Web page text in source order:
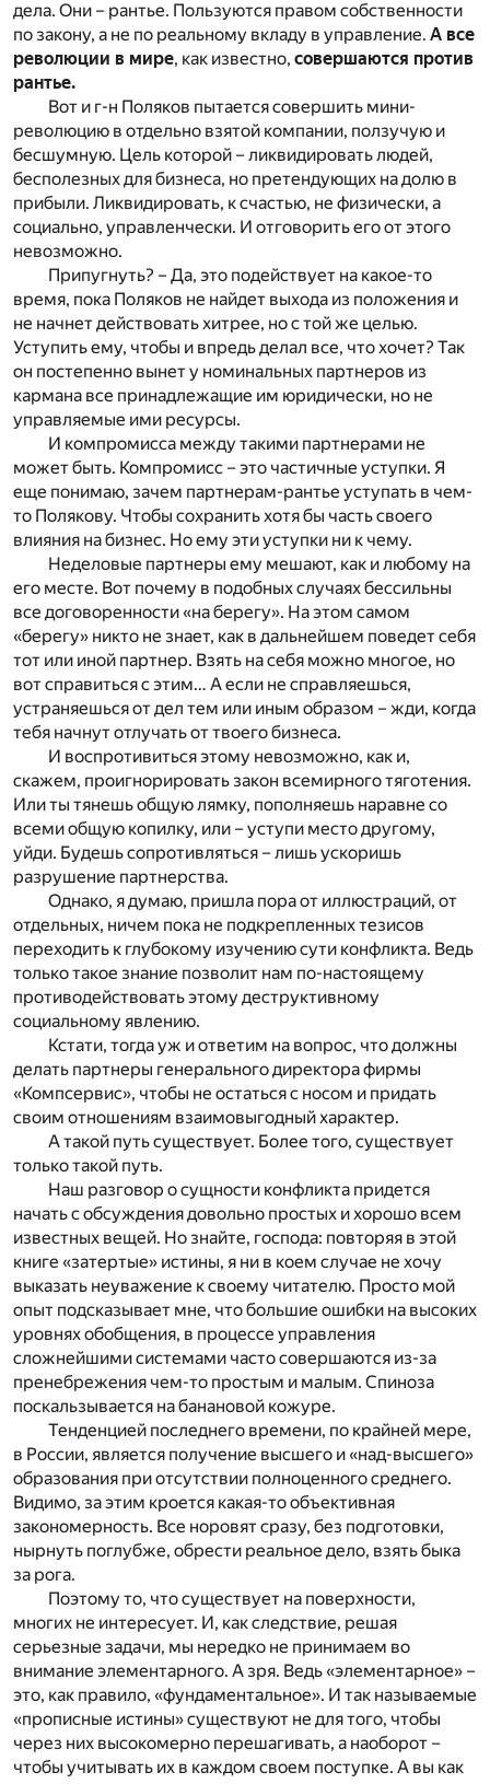
дела. Они – рантье. Пользуются правом собственности
по закону, а не по реальному вкладу в управление. А все
революции в мире, как известно, совершаются против
рантье.
Вот и г-н Поляков пытается совершить мини-
революцию в отдельно взятой компании, ползучую и
бесшумную. Цель которой – ликвидировать людей,
бесполезных для бизнеса, но претендующих на долю в
прибыли. Ликвидировать, к счастью, не физически, а
социально, управленчески. И отговорить его от этого
невозможно.
Припугнуть? – Да, это подействует на какое-то
время, пока Поляков не найдет выхода из положения и
не начнет действовать хитрее, но с той же целью.
Уступить ему, чтобы и впредь делал все, что хочет? Так
он постепенно вынет у номинальных партнеров из
кармана все принадлежащие им юридически, но не
управляемые ими ресурсы.
И компромисса между такими партнерами не
может быть. Компромисс – это частичные уступки. Я
еще понимаю, зачем партнерам-рантье уступать в чем-
то Полякову. Чтобы сохранить хотя бы часть своего
влияния на бизнес. Но ему эти уступки ни к чему.
Неделовые партнеры ему мешают, как и любому на
его месте. Вот почему в подобных случаях бессильны
все договоренности «на берегу». На этом самом
«берегу» никто не знает, как в дальнейшем поведет себя
тот или иной партнер. Взять на себя можно многое, но
вот справиться с этим… А если не справляешься,
устраняешься от дел тем или иным образом – жди, когда
тебя начнут отлучать от твоего бизнеса.
И воспротивиться этому невозможно, как и,
скажем, проигнорировать закон всемирного тяготения.
Или ты тянешь общую лямку, пополняешь наравне со
всеми общую копилку, или – уступи место другому,
уйди. Будешь сопротивляться – лишь ускоришь
разрушение партнерства.
Однако, я думаю, пришла пора от иллюстраций, от
отдельных, ничем пока не подкрепленных тезисов
переходить к глубокому изучению сути конфликта. Ведь
только такое знание позволит нам по-настоящему
противодействовать этому деструктивному
социальному явлению.
Кстати, тогда уж и ответим на вопрос, что должны
делать партнеры генерального директора фирмы
«Компсервис», чтобы не остаться с носом и придать
своим отношениям взаимовыгодный характер.
А такой путь существует. Более того, существует
только такой путь.
Наш разговор о сущности конфликта придется
начать с обсуждения довольно простых и хорошо всем
известных вещей. Но знайте, господа: повторяя в этой
книге «затертые» истины, я ни в коем случае не хочу
выказать неуважение к своему читателю. Просто мой
опыт подсказывает мне, что большие ошибки на высоких
уровнях обобщения, в процессе управления
сложнейшими системами часто совершаются из-за
пренебрежения чем-то простым и малым. Спиноза
поскальзывается на банановой кожуре.
Тенденцией последнего времени, по крайней мере,
в России, является получение высшего и «над-высшего»
образования при отсутствии полноценного среднего.
Видимо, за этим кроется какая-то объективная
закономерность. Все норовят сразу, без подготовки,
нырнуть поглубже, обрести реальное дело, взять быка
за рога.
Поэтому то, что существует на поверхности,
многих не интересует. И, как следствие, решая
серьезные задачи, мы нередко не принимаем во
внимание элементарного. А зря. Ведь «элементарное» –
это, как правило, «фундаментальное». И так называемые
«прописные истины» существуют не для того, чтобы
через них высокомерно перешагивать, а наоборот –
чтобы учитывать их в каждом своем поступке. А вы как